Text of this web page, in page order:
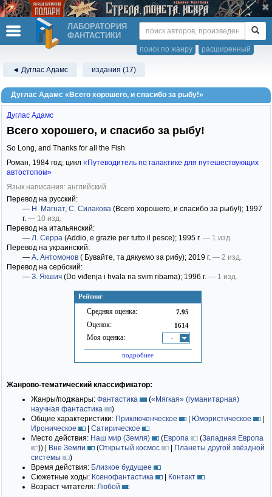
ЛАБОРАТОРИЯ
ФАНТАСТИКИ
расширенный
поиск по жанру
◄ Дуглас Адамс издания (17)
Дуглас Адамс «Всего хорошего, и спасибо за рыбу!»
Рейтинг
Средняя оценка: 7.95
Оценок: 1614
Моя оценка: -
подробнее
Дуглас Адамс
Всего хорошего, и спасибо за рыбу!
So Long, and Thanks for all the Fish
Роман, 1984 год; цикл «Путеводитель по галактике для путешествующих
автостопом»
Язык написания: английский
Перевод на русский:
— Н. Магнат, С. Силакова (Всего хорошего, и спасибо за рыбу!); 1997
г. — 10 изд.
Перевод на итальянский:
— Л. Серра (Addio, e grazie per tutto il pesce); 1995 г. — 1 изд.
Перевод на украинский:
— А. Антомонов ( Бувайте, та дякуємо за рибу); 2019 г. — 2 изд.
Перевод на сербский:
— З. Якшич (Do viđenja i hvala na svim ribama); 1996 г. — 1 изд.
Жанрово-тематический классификатор:
Жанры/поджанры: Фантастика («Мягкая» (гуманитарная)
научная фантастика
)
Общие характеристики: Приключенческое | Юмористическое
|
Ироническое
| Сатирическое
Место действия: Наш мир (Земля) (Европа (Западная Европа
)) | Вне Земли (Открытый космос | Планеты другой звёздной
системы
)
Время действия: Близкое будущее
Сюжетные ходы: Ксенофантастика | Контакт
Возраст читателя: Любой